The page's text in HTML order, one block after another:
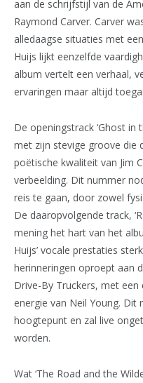
aan de schrijfstijl van de
Raymond Carver. Carver
alledaagse situaties met
Huijs lijkt eenzelfde
album vertelt een verhaal,
ervaringen maar altijd
De openingstrack ‘Ghost in
met zijn stevige groove die
poëtische kwaliteit van Jim
verbeelding. Dit nummer
reis te gaan, door zowel
De daaropvolgende track,
mening het hart van het
Huijs’ vocale prestaties
herinneringen oproept aan
Drive-By Truckers, met
energie van Neil Young.
hoogtepunt en zal live
worden.
Wat ‘The Road and the